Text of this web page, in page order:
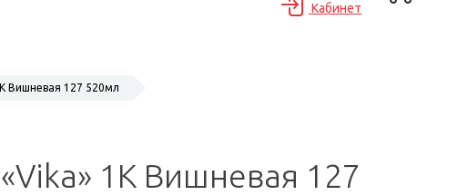
Кабинет
Вишневая 127 520мл
1K Вишневая 127